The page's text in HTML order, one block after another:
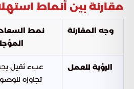
مقارنة بين أنماط
وجه المقارنة
نمط
الرؤية للعمل
عبء ثقيل
تجاوزه